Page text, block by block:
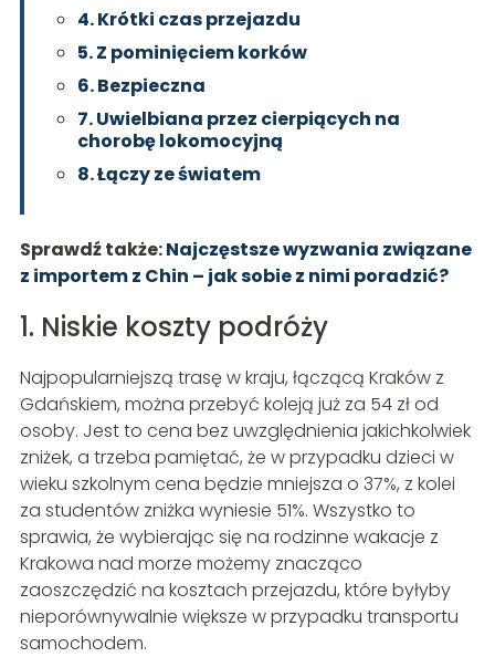
4. Krótki czas przejazdu
5. Z pominięciem korków
6. Bezpieczna
7. Uwielbiana przez cierpiących na
chorobę lokomocyjną
8. Łączy ze światem
Sprawdź także:Najczęstsze wyzwania związane
z importem z Chin – jak sobie z nimi poradzić?
1. Niskie koszty podróży
Najpopularniejszą trasę w kraju, łączącą Kraków z
Gdańskiem, można przebyć koleją już za 54 zł od
osoby. Jest to cena bez uwzględnienia jakichkolwiek
zniżek, a trzeba pamiętać, że w przypadku dzieci w
wieku szkolnym cena będzie mniejsza o 37%, z kolei
za studentów zniżka wyniesie 51%. Wszystko to
sprawia, że wybierając się na rodzinne wakacje z
Krakowa nad morze możemy znacząco
zaoszczędzić na kosztach przejazdu, które byłyby
nieporównywalnie większe w przypadku transportu
samochodem.